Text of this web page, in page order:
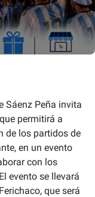
Sáenz Peña invita
permitirá a
de los partidos de
en un evento
con los
evento se llevará
que será